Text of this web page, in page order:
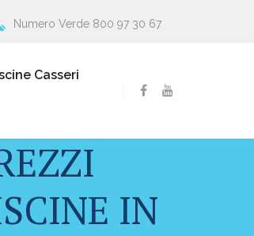
Numero Verde 800 97 30 67
Casseri
IN